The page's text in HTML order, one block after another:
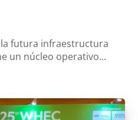
la futura infraestructura
un núcleo operativo...